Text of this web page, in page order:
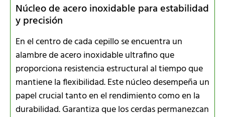
Núcleo de acero inoxidable para estabilidad
y precisión
En el centro de cada cepillo se encuentra un
alambre de acero inoxidable ultrafino que
proporciona resistencia estructural al tiempo que
mantiene la flexibilidad. Este núcleo desempeña un
papel crucial tanto en el rendimiento como en la
durabilidad. Garantiza que los cerdas permanezcan